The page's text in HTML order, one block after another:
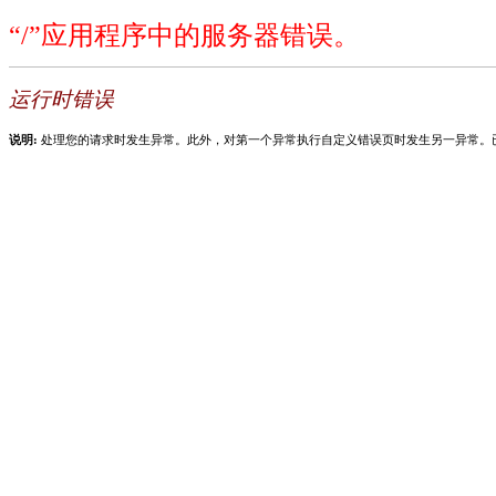
“/”应用程序中的服务器错误。
运行时错误
说明: 处理您的请求时发生异常。此外，对第一个异常执行自定义错误页时发生另一异常。